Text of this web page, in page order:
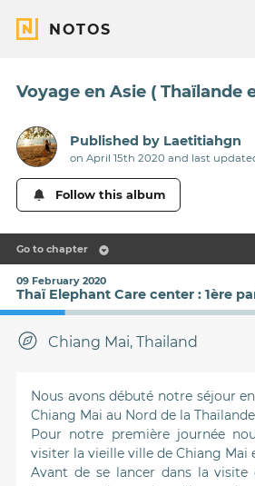
NOTOS
Voyage en Asie ( Thaïlande
Published by Laetitiahgn
on April 15th 2020 and last
Follow this album
Go to chapter
09 February 2020
Thaï Elephant Care center : 1ère
Chiang Mai, Thailand
Nous avons débuté notre séjour
Chiang Mai au Nord de la
Pour notre première journée
visiter la vieille ville de Chiang Mai
Avant de se lancer dans la visite